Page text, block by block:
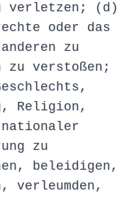
verletzen; (d)
oder das
zu
zu verstoßen;
Religion,
zu
beleidigen,
verleumden,